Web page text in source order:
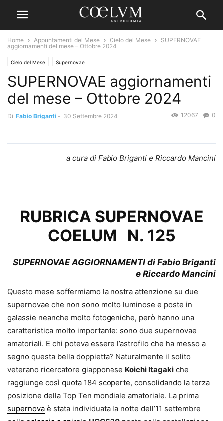
Home Appuntamenti del Mese Cielo del Mese
SUPERNOVAE
aggiornamenti del mese – Ottobre 2024
Cielo del Mese Supernovae
SUPERNOVAE aggiornamenti
del mese – Ottobre 2024
Di Fabio Briganti - 30 Settembre 2024 0
12067
a cura di Fabio Briganti e Riccardo Mancini
RUBRICA SUPERNOVAE
COELUM N. 125
SUPERNOVAE AGGIORNAMENTI di Fabio Briganti
e Riccardo Mancini
Questo mese soffermiamo la nostra attenzione su due
supernovae che non sono molto luminose e poste in
galassie neanche molto fotogeniche, però hanno una
caratteristica molto importante: sono due supernovae
amatoriali. E chi poteva essere l’astrofilo che ha messo a
segno questa bella doppietta? Naturalmente il solito
veterano ricercatore giapponese Koichi Itagaki che
raggiunge così quota 184 scoperte, consolidando la terza
posizione della Top Ten mondiale amatoriale. La prima
supernova è stata individuata la notte dell’11 settembre